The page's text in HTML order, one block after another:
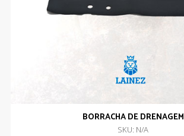
BORRACHA DE DRENAGEM
SKU: N/A